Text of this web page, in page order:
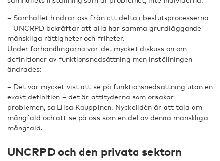
– Samhället hindrar oss från att delta i beslutsprocesserna
– UNCRPD bekräftar att alla har samma grundläggande
mänskliga rättigheter och friheter.
Under förhandlingarna var det mycket diskussion om
definitioner av funktionsnedsättning men inställningen
ändrades:
– Det var mycket vist att se på funktionsnedsättning utan en
exakt definition – det är attityderna som orsakar
problemen, sa Liisa Kauppinen. Nyckelidén är att tala om
mångfald och att se på oss som en del av denna mänskliga
mångfald.
UNCRPD och den privata sektorn